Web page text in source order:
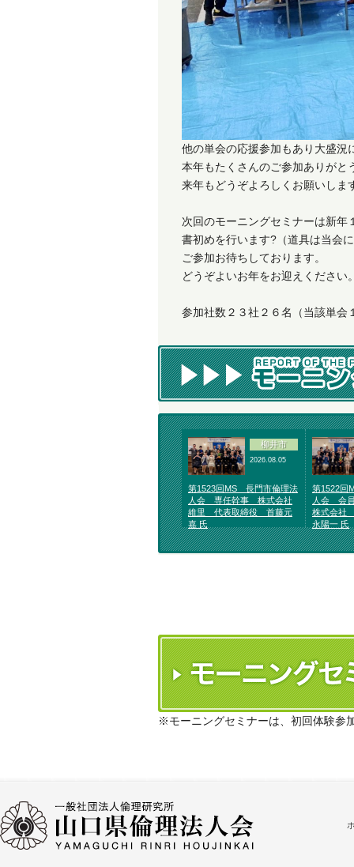
他の単会の応援参加もあり大盛況
本年もたくさんのご参加ありがと
来年もどうぞよろしくお願いしま
次回のモーニングセミナーは新年
書初めを行います?（道具は当会
ご参加お待ちしております。
どうぞよいお年をお迎えください
参加社数２３社２６名（当該単会
柳井市
2026.08.05
第1523回MS 長門市倫理法
人会 専任幹事 株式会社
維里 代表取締役 首藤元
嘉 氏
第1522回
人会 会
株式会社
永陽一 氏
※モーニングセミナーは、初回体験参